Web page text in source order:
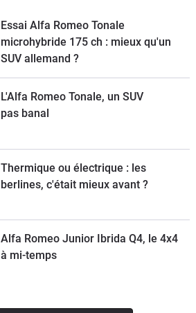
Essai Alfa Romeo Tonale
microhybride 175 ch : mieux qu'un
SUV allemand ?
L'Alfa Romeo Tonale, un SUV
pas banal
Thermique ou électrique : les
berlines, c'était mieux avant ?
Alfa Romeo Junior Ibrida Q4, le 4x4
à mi-temps